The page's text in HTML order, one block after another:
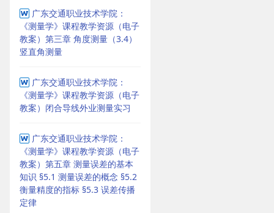
广东交通职业技术学院：
《测量学》课程教学资源（电子
教案）第三章 角度测量（3.4）
竖直角测量
广东交通职业技术学院：
《测量学》课程教学资源（电子
教案）闭合导线外业测量实习
广东交通职业技术学院：
《测量学》课程教学资源（电子
教案）第五章 测量误差的基本
知识 §5.1 测量误差的概念 §5.2
衡量精度的指标 §5.3 误差传播
定律